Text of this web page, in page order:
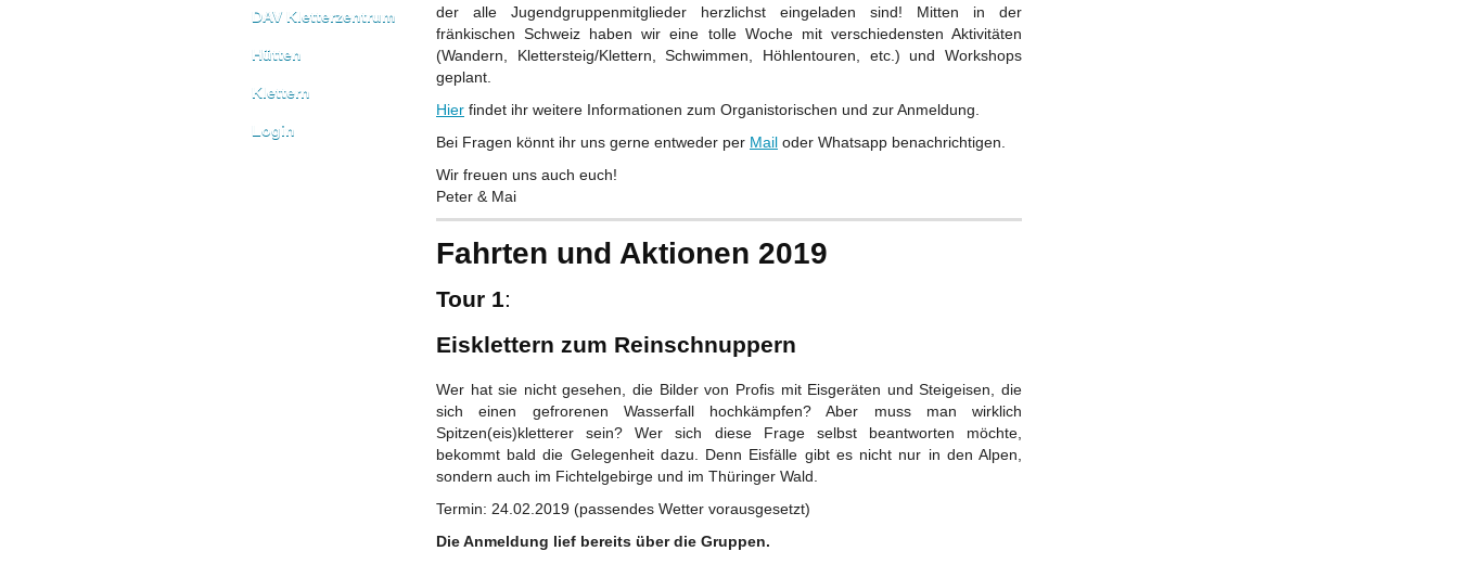
DAV Kletterzentrum
Hütten
Klettern
Login
der alle Jugendgruppenmitglieder herzlichst eingeladen sind! Mitten in der
fränkischen Schweiz haben wir eine tolle Woche mit verschiedensten Aktivitäten
(Wandern, Klettersteig/Klettern, Schwimmen, Höhlentouren, etc.) und Workshops
geplant.
Hier findet ihr weitere Informationen zum Organistorischen und zur Anmeldung.
Bei Fragen könnt ihr uns gerne entweder per Mail oder Whatsapp benachrichtigen.
Wir freuen uns auch euch!
Peter & Mai
Fahrten und Aktionen 2019
Tour 1:
Eisklettern zum Reinschnuppern
Wer hat sie nicht gesehen, die Bilder von Profis mit Eisgeräten und Steigeisen, die
sich einen gefrorenen Wasserfall hochkämpfen? Aber muss man wirklich
Spitzen(eis)kletterer sein? Wer sich diese Frage selbst beantworten möchte,
bekommt bald die Gelegenheit dazu. Denn Eisfälle gibt es nicht nur in den Alpen,
sondern auch im Fichtelgebirge und im Thüringer Wald.
Termin: 24.02.2019 (passendes Wetter vorausgesetzt)
Die Anmeldung lief bereits über die Gruppen.